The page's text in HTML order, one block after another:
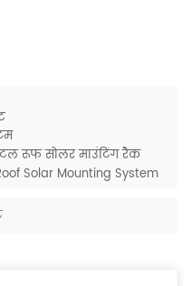
रूफ सोलर माउंटिंग रैक
Solar Mounting System